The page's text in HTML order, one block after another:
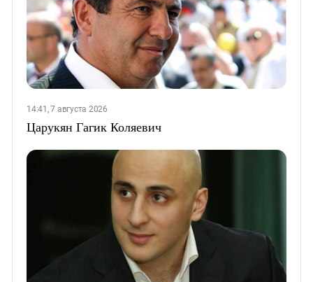
14:41, 7 августа 2026
Царукян Гагик Коляевич